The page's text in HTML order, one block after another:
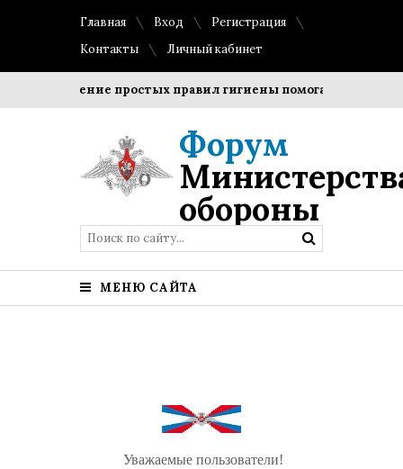
Главная Вход
Регистрация
Контакты
Личный кабинет
Соблюдение простых правил гигиены помогает сохранить
Форум
обороны
МЕНЮ САЙТА
Уважаемые пользователи!